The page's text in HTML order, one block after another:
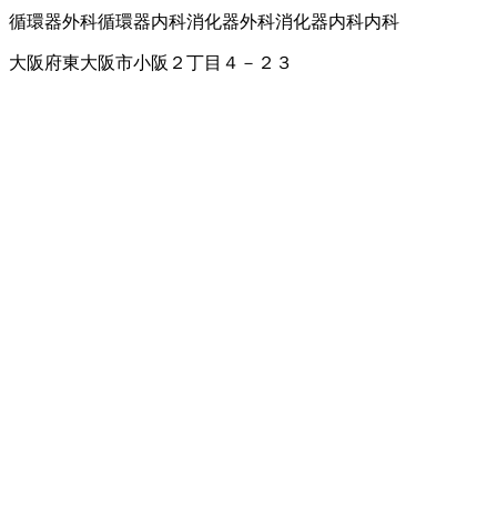
循環器外科循環器内科消化器外科消化器内科内科
大阪府東大阪市小阪２丁目４－２３